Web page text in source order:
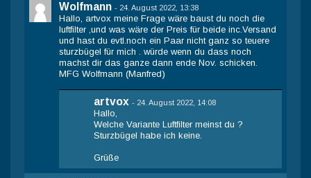
Wolfmann - 24. August 2022, 13:38
Hallo, artvox meine Frage wäre baust du noch die
luftfilter ,und was wäre der Preis für beide inc.Versand
und hast du evtl.noch ein Paar nicht ganz so teuere
sturzbügel für mich . würde wenn du dass noch
machst dir das ganze dann ende Nov. schicken.
MFG Wolfmann (Manfred)
artvox - 24. August 2022, 14:08
Hallo,
Welche Variante Luftfilter meinst du ?
Sturzbügel habe ich keine.
Grüße